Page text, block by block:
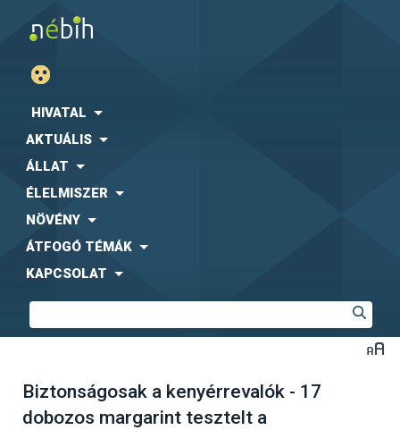
HIVATAL
AKTUÁLIS
ÁLLAT
ÉLELMISZER
NÖVÉNY
ÁTFOGÓ TÉMÁK
KAPCSOLAT
Biztonságosak a kenyérrevalók - 17
dobozos margarint tesztelt a